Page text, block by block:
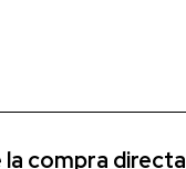
la compra directa